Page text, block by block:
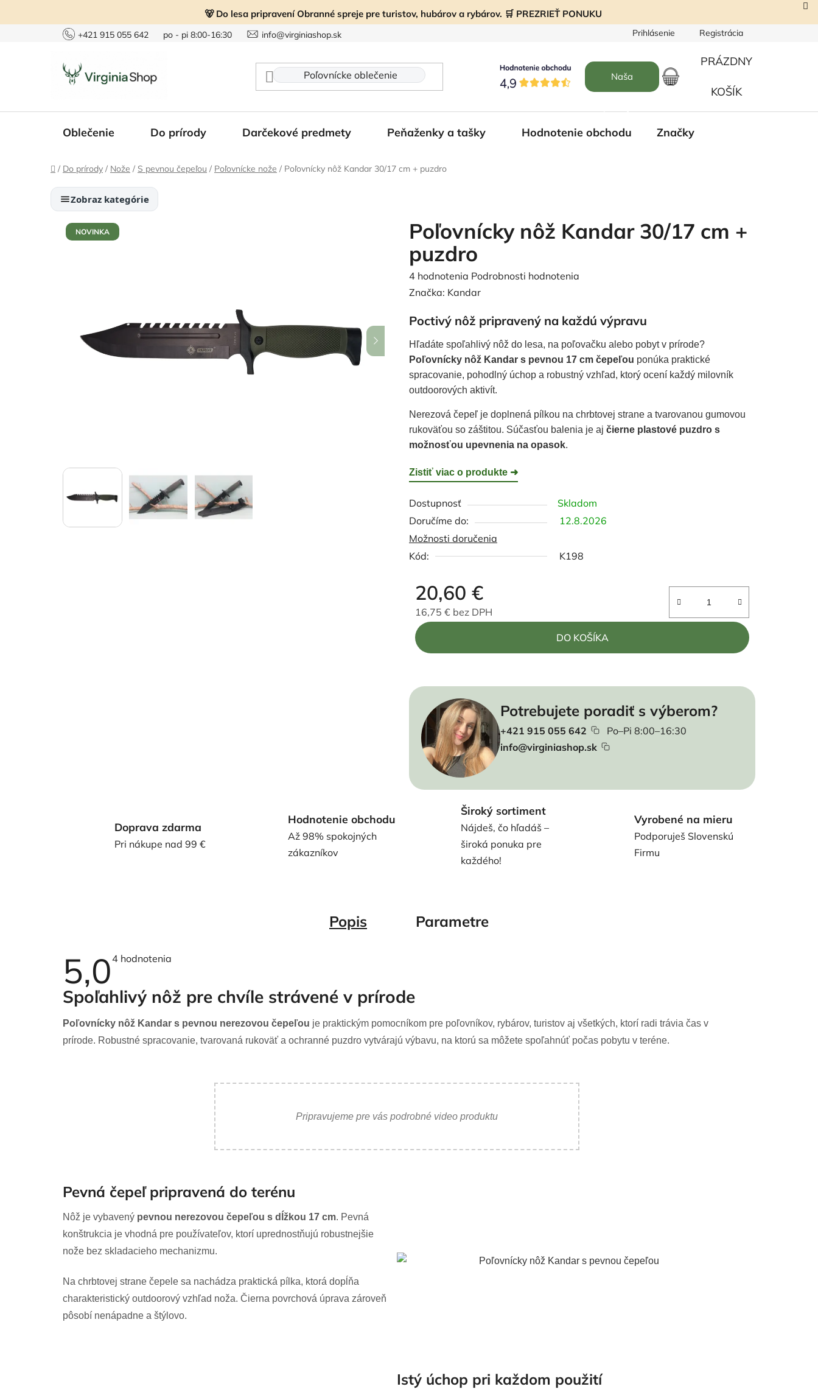
🐻 Do lesa pripravení Obranné spreje pre turistov, hubárov a rybárov. 🛒 PREZRIEŤ PONUKU
+421 915 055 642 po - pi 8:00-16:30 info@virginiashop.sk Prihlásenie Registrácia
Naša
NÁKUPNÝ
PRÁZDNY
KOŠÍK
Oblečenie Do prírody Darčekové predmety Peňaženky a tašky Hodnotenie obchodu Značky
Domov
/ Do prírody / Nože / S pevnou čepeľou / Poľovnícke nože / Poľovnícky nôž Kandar 30/17 cm + puzdro
Zobraz kategórie
Poľovnícky nôž Kandar 30/17 cm +
puzdro
Priemerné
hodnotenie
je
5,0
z
5
hviezdičiek.
4 hodnotenia Podrobnosti hodnotenia
Značka: Kandar
Poctivý nôž pripravený na každú výpravu
Hľadáte spoľahlivý nôž do lesa, na poľovačku alebo pobyt v prírode?
Poľovnícky nôž Kandar s pevnou 17 cm čepeľou ponúka praktické
spracovanie, pohodlný úchop a robustný vzhľad, ktorý ocení každý milovník
outdoorových aktivít.
Nerezová čepeľ je doplnená pílkou na chrbtovej strane a tvarovanou gumovou
rukoväťou so záštitou. Súčasťou balenia je aj čierne plastové puzdro s
možnosťou upevnenia na opasok.
Zistiť viac o produkte ➜
Dostupnosť
Skladom
12.8.2026
Možnosti doručenia
Kód:
K198
20,60 €
16,75 € bez DPH
Jednotková cena:
DO KOŠÍKA
Potrebujete poradiť s výberom?
+421 915 055 642
Po–Pi 8:00–16:30
info@virginiashop.sk
NOVINKA
Doprava zdarma
Pri nákupe nad 99 €
Hodnotenie obchodu
Až 98% spokojných
zákazníkov
Široký sortiment
Nájdeš, čo hľadáš –
široká ponuka pre
každého!
Vyrobené na mieru
Podporuješ Slovenskú
Firmu
Popis Parametre
5,0Priemerné
je
5,0
z
hviezdičiek.
4 hodnotenia
Spoľahlivý nôž pre chvíle strávené v prírode
Poľovnícky nôž Kandar s pevnou nerezovou čepeľou je praktickým pomocníkom pre poľovníkov, rybárov, turistov aj všetkých, ktorí radi trávia čas v
prírode. Robustné spracovanie, tvarovaná rukoväť a ochranné puzdro vytvárajú výbavu, na ktorú sa môžete spoľahnúť počas pobytu v teréne.
Pripravujeme pre vás podrobné video produktu
Pevná čepeľ pripravená do terénu
Nôž je vybavený pevnou nerezovou čepeľou s dĺžkou 17 cm. Pevná
konštrukcia je vhodná pre používateľov, ktorí uprednostňujú robustnejšie
nože bez skladacieho mechanizmu.
Na chrbtovej strane čepele sa nachádza praktická pílka, ktorá dopĺňa
charakteristický outdoorový vzhľad noža. Čierna povrchová úprava zároveň
pôsobí nenápadne a štýlovo.
Istý úchop pri každom použití